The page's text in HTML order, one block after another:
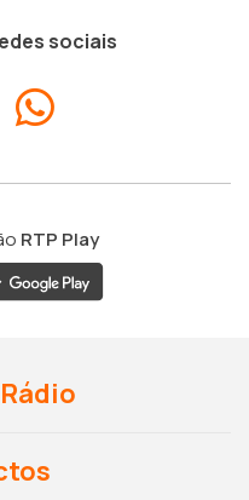
sociais
RTP Play